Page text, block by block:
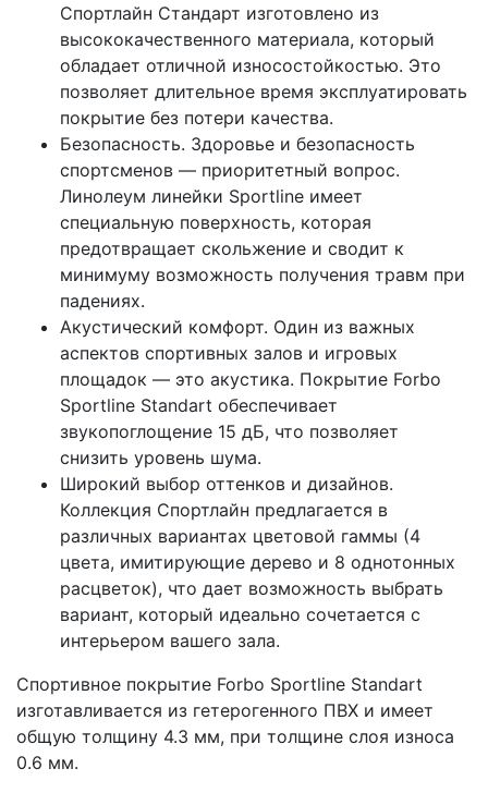
Спортлайн Стандарт изготовлено из
высококачественного материала, который
обладает отличной износостойкостью. Это
позволяет длительное время эксплуатировать
покрытие без потери качества.
Безопасность. Здоровье и безопасность
спортсменов — приоритетный вопрос.
Линолеум линейки Sportline имеет
специальную поверхность, которая
предотвращает скольжение и сводит к
минимуму возможность получения травм при
падениях.
Акустический комфорт. Один из важных
аспектов спортивных залов и игровых
площадок — это акустика. Покрытие Forbo
Sportline Standart обеспечивает
звукопоглощение 15 дБ, что позволяет
снизить уровень шума.
Широкий выбор оттенков и дизайнов.
Коллекция Спортлайн предлагается в
различных вариантах цветовой гаммы (4
цвета, имитирующие дерево и 8 однотонных
расцветок), что дает возможность выбрать
вариант, который идеально сочетается с
интерьером вашего зала.
Спортивное покрытие Forbo Sportline Standart
изготавливается из гетерогенного ПВХ и имеет
общую толщину 4.3 мм, при толщине слоя износа
0.6 мм.